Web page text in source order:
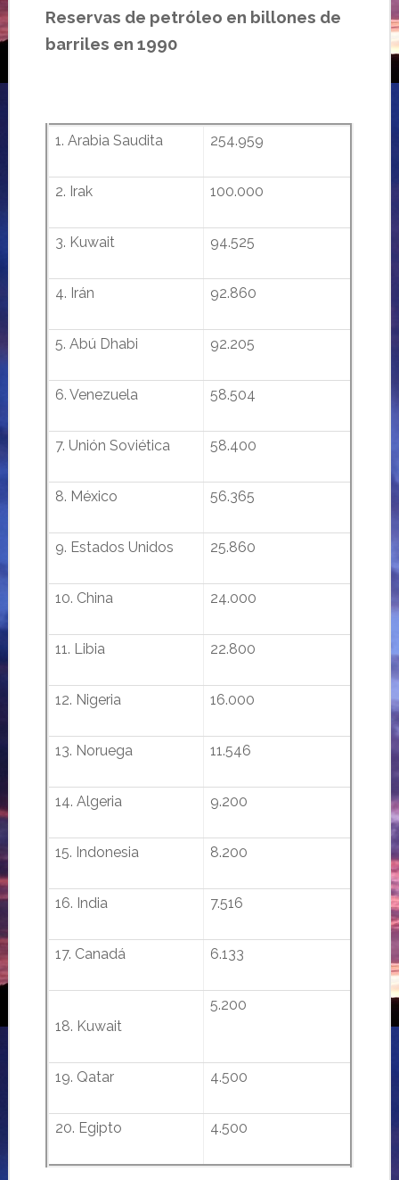
Reservas de petróleo en billones de
barriles en 1990
1.Arabia Saudita 254.959
2. Irak 100.000
3. Kuwait 94.525
4. Irán 92.860
5. Abú Dhabi 92.205
6. Venezuela 58.504
7. Unión Soviética 58.400
8. México 56.365
9. Estados Unidos 25.860
10. China 24.000
11. Libia 22.800
12. Nigeria 16.000
13. Noruega 11.546
14. Algeria 9.200
15. Indonesia 8.200
16. India 7.516
17. Canadá 6.133
18. Kuwait
5.200
19. Qatar 4.500
20. Egipto 4.500